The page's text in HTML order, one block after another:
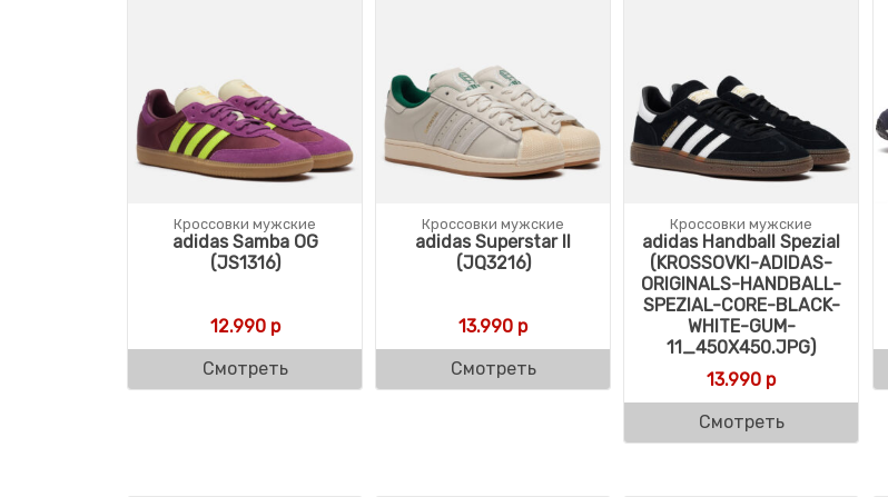
Кроссовки мужские
adidas Samba OG
(JS1316)
12.990р
Смотреть
Кроссовки мужские
adidas Superstar II
(JQ3216)
13.990 р
Смотреть
Кроссовки мужские
adidas Handball Spezial
(KROSSOVKI-ADIDAS-
ORIGINALS-HANDBALL-
SPEZIAL-CORE-BLACK-
WHITE-GUM-
11_450X450.JPG)
13.990 р
Смотреть